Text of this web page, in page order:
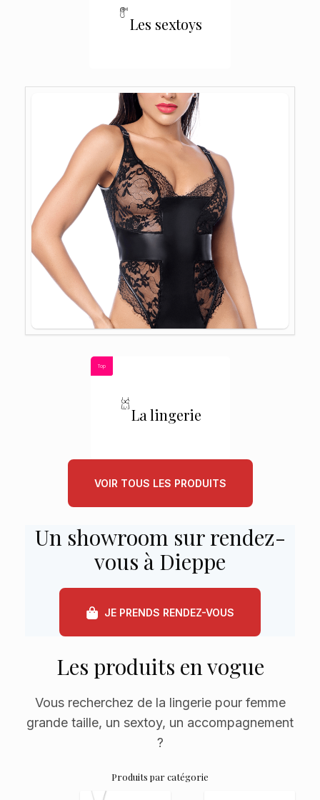
Les sextoys
La lingerie
Top
VOIR TOUS LES PRODUITS
Un showroom sur rendez-
vous à Dieppe
JE PRENDS RENDEZ-VOUS
Les produits en vogue
Vous recherchez de la lingerie pour femme
grande taille, un sextoy, un accompagnement
?
Produits par catégorie